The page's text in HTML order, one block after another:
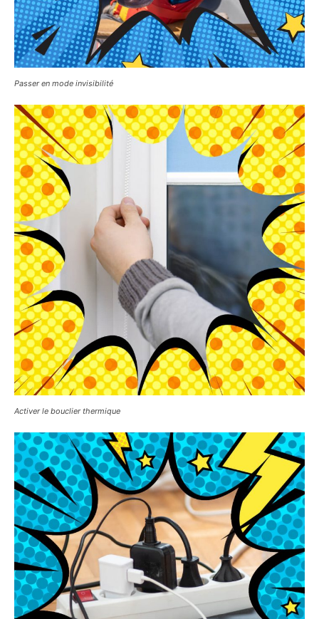
Passer en mode invisibilité
Activer le bouclier thermique